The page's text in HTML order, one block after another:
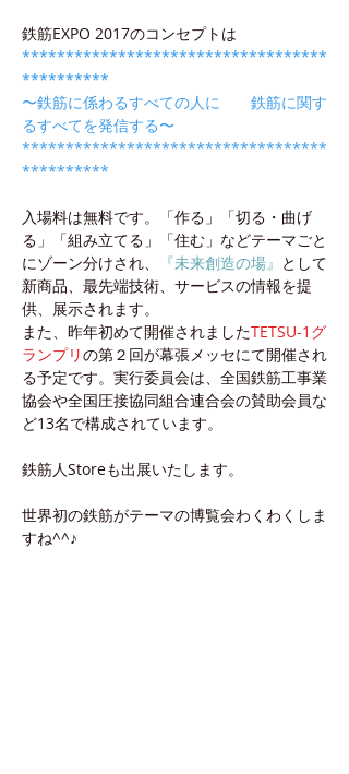
鉄筋EXPO 2017のコンセプトは
***********************************
**********
〜鉄筋に係わるすべての人に　　鉄筋に関す
るすべてを発信する〜
***********************************
**********
入場料は無料です。「作る」「切る・曲げ
る」「組み立てる」「住む」などテーマごと
にゾーン分けされ、
『未来創造の場』 として
新商品、最先端技術、サービスの情報を提
供、展示されます。
また、昨年初めて開催されましたTETSU-1グ
ランプリの第２回が幕張メッセにて開催され
る予定です。実行委員会は、全国鉄筋工事業
協会や全国圧接協同組合連合会の賛助会員な
ど13名で構成されています。
鉄筋人Storeも出展いたします。
世界初の鉄筋がテーマの博覧会わくわくしま
すね^^♪